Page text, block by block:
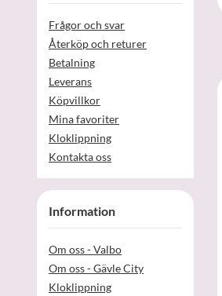
Frågor och svar
Återköp och returer
Betalning
Leverans
Köpvillkor
Mina favoriter
Kloklippning
Kontakta oss
Information
Om oss - Valbo
Om oss - Gävle City
Kloklippning